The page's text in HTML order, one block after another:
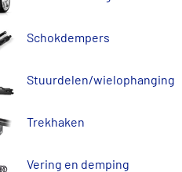
Schokdempers
Stuurdelen/wielophanging
Trekhaken
Vering en demping